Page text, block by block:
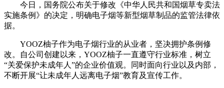
今日，国务院公布关于修改《中华人民共和国烟草专卖法
实施条例》的决定，明确电子烟等新型烟草制品的监管法律依
据。
YOOZ柚子作为电子烟行业的从业者，坚决拥护条例修
改。自公司创建以来，YOOZ柚子一直遵守行业标准，树立
“关爱保护未成年人”的企业价值观。同时面向行业以及内部，
不断开展“让未成年人远离电子烟”教育及宣传工作。